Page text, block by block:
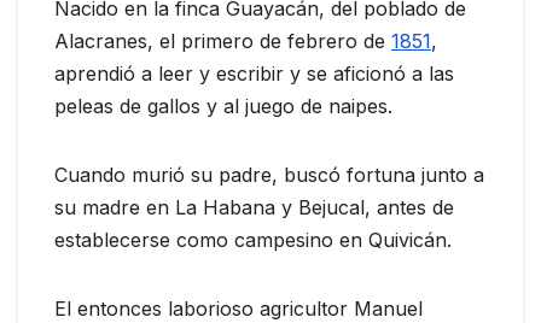
Nacido en la finca Guayacán, del poblado de
Alacranes, el primero de febrero de 1851,
aprendió a leer y escribir y se aficionó a las
peleas de gallos y al juego de naipes.
Cuando murió su padre, buscó fortuna junto a
su madre en La Habana y Bejucal, antes de
establecerse como campesino en Quivicán.
El entonces laborioso agricultor Manuel